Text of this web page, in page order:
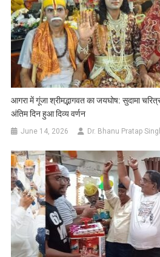
आगरा में गूंजा श्रीमद्भागवत का जयघोष: सुदामा
अंतिम दिन हुआ दिव्य वर्णन
June 14, 2026 Dr. Bhanu Pratap